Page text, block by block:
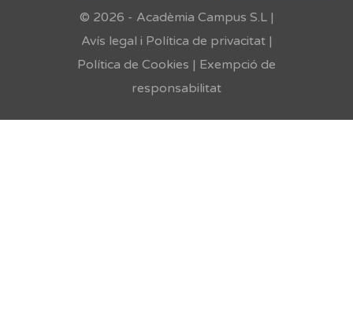
© 2026 - Acadèmia Campus S.L |
Avís legal i Política de privacitat|
Política de Cookies | Exempció de
responsabilitat